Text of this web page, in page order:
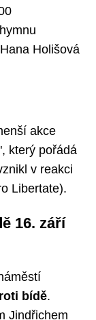
Holišová
akce
který pořádá
v reakci
Libertate).
16. září
bídě.
Jindřichem